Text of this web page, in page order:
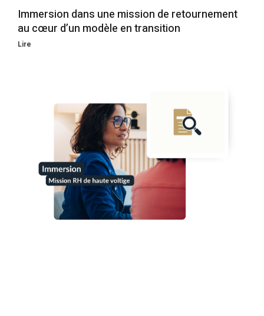
Immersion dans une mission de retournement
au cœur d’un modèle en transition
Lire